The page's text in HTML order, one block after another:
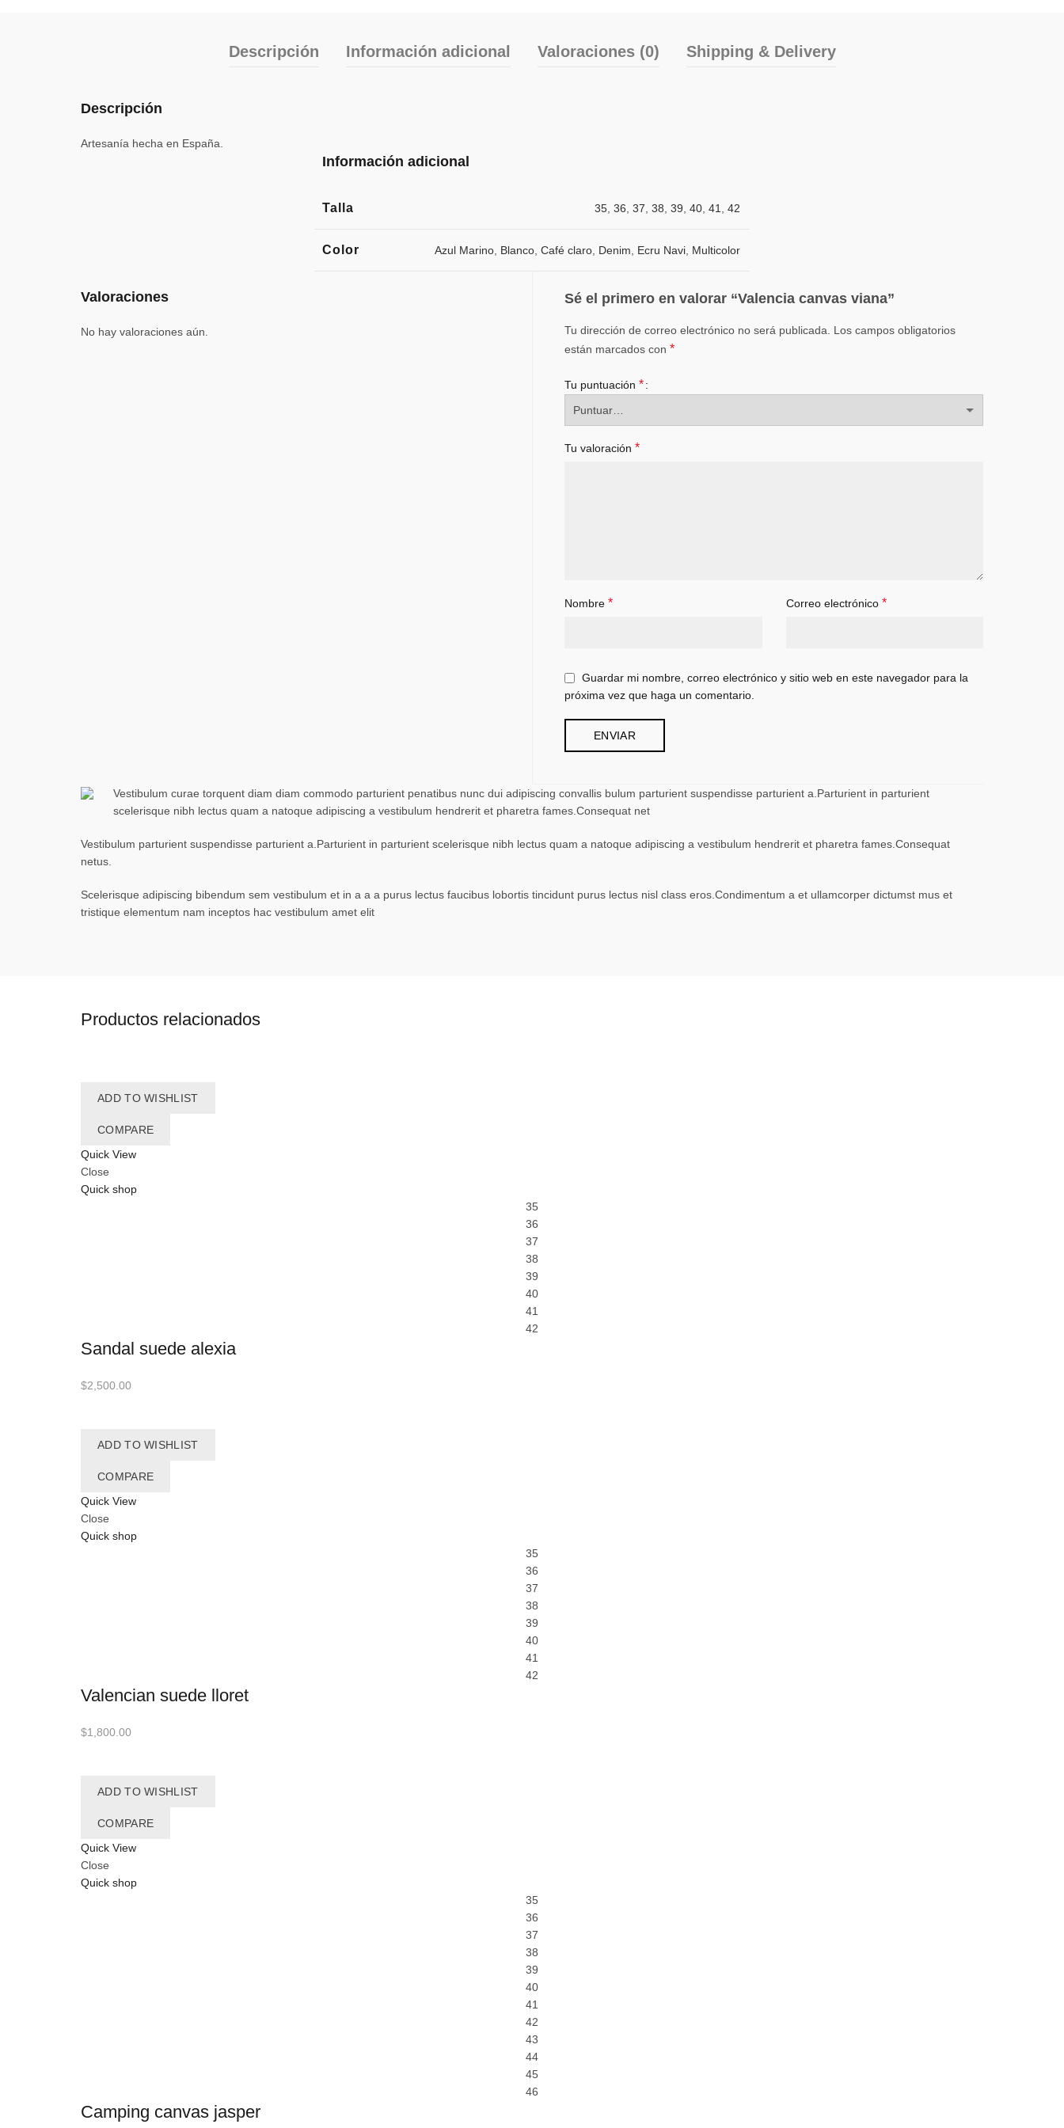
Descripción Información adicional Valoraciones (0) Shipping & Delivery
Descripción
Artesanía hecha en España.
Información adicional
Talla 35 36 37 38 39 40 41 42
Color Azul Marino Blanco Café claro Denim Ecru Navi Multicolor
Valoraciones
No hay valoraciones aún.
Sé el primero en valorar “Valencia canvas viana”
Tu dirección de correo electrónico no será publicada.
Los campos obligatorios
están marcados con *
Tu puntuación *
Tu valoración *
Nombre * Correo electrónico *
Guardar mi nombre, correo electrónico y sitio web en este navegador para la
próxima vez que haga un comentario.
Vestibulum curae torquent diam diam commodo parturient penatibus nunc dui adipiscing convallis bulum parturient suspendisse parturient a.Parturient in parturient
scelerisque nibh lectus quam a natoque adipiscing a vestibulum hendrerit et pharetra fames.Consequat net
Vestibulum parturient suspendisse parturient a.Parturient in parturient scelerisque nibh lectus quam a natoque adipiscing a vestibulum hendrerit et pharetra fames.Consequat
netus.
Scelerisque adipiscing bibendum sem vestibulum et in a a a purus lectus faucibus lobortis tincidunt purus lectus nisl class eros.Condimentum a et ullamcorper dictumst mus et
tristique elementum nam inceptos hac vestibulum amet elit
Productos relacionados
ADD TO WISHLIST
COMPARE
Quick View
Close
Quick shop
35
36
37
38
39
40
41
42
Sandal suede alexia
$2,500.00
ADD TO WISHLIST
COMPARE
Quick View
Close
Quick shop
35
36
37
38
39
40
41
42
Valencian suede lloret
$1,800.00
ADD TO WISHLIST
COMPARE
Quick View
Close
Quick shop
35
36
37
38
39
40
41
42
43
44
45
46
Camping canvas jasper